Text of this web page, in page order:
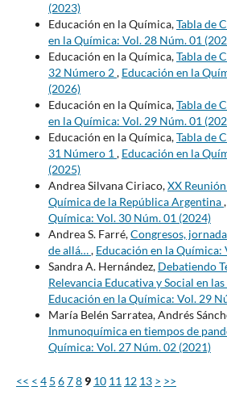
(2023)
Educación en la Química,Tabla de
en la Química: Vol. 28 Núm. 01
Educación en la Química,Tabla de
32 Número 2, Educación en la
(2026)
Educación en la Química,Tabla de
en la Química: Vol. 29 Núm. 01
Educación en la Química,Tabla de
31 Número 1 , Educación en la
(2025)
Andrea Silvana Ciriaco,XX
Química de la República Argentina,
Química: Vol. 30 Núm. 01 (2024)
Andrea S. Farré,Congresos,
de allá…, Educación en la Química:
Sandra A. Hernández, Debatiendo
Relevancia Educativa y Social en las
Educación en la Química: Vol. 29
María Belén Sarratea, Andrés
Inmunoquímica en tiempos de
Química: Vol. 27 Núm. 02 (2021)
<< < 4 5 6789 10 11 12 13 > >>